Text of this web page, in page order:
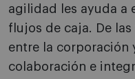
agilidad les ayuda a
flujos de caja. De
entre la corporación
colaboración e